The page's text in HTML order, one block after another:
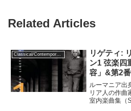
Related Articles
Classical/Contemporary
リゲティ:
ン1 弦楽四
容」&第2
Quartet,
ルーマニア出
リア人の作曲
室内楽曲集（